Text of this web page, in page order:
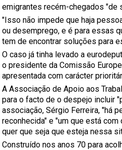
emigrantes recém-chegados
"Isso não impede que haja
ou desemprego, e é para essas
tem de encontrar soluções para
O caso já tinha levado a
o presidente da Comissão
apresentada com carácter
A Associação de Apoio aos
para o facto de o despejo incluir
associação, Sérgio Ferreira, "há
reconhecida" e "um que está
quer que seja que esteja nessa
Construído nos anos 70 para